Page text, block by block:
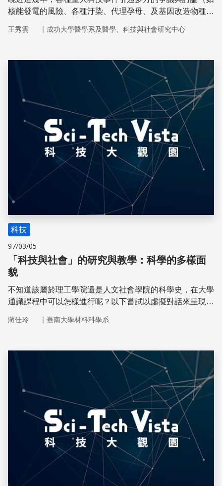
核能發電的風險、各種汙染、代理孕母、及基因改造物種與
議題。
王秀雲 ｜ 成功大學醫學系及醫學、科技與社會研究中心
儲存
科技
97/03/05
「科技與社會」的研究與教學：科學的多樣面
貌
不知道該屬於理工學院還是人文社會學院的科學史，在大學
通識課程中可以怎樣進行呢？以下嘗試以虛擬對話來呈現一
蔣佳玲 ｜ 臺南大學材料科學系
儲存